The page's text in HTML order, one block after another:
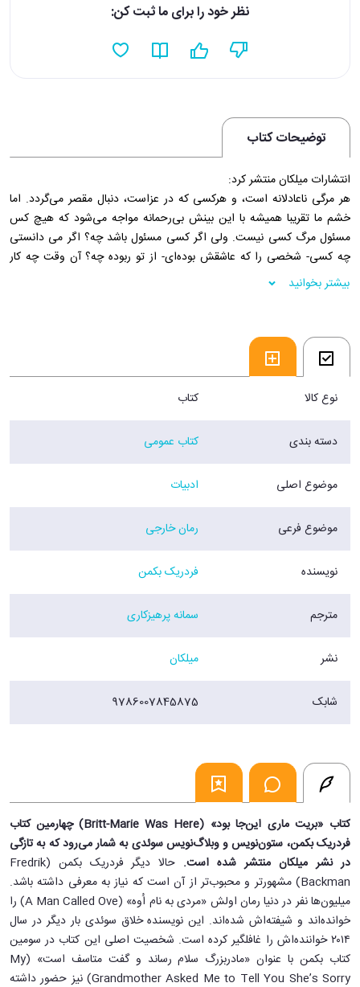
نظر خود را برای ما ثبت کن:
توضیحات کتاب
انتشارات ميلکان منتشر کرد:
هر مرگی ناعادلانه است، و هرکسی که در عزاست، دنبال مقصر می‌گردد. اما
خشم ما تقريبا هميشه با اين بينش بی‌رحمانه مواجه می‌شود که هيچ کس
مسئول مرگ کسی نيست. ولی اگر کسی مسئول باشد چه؟ اگر می دانستی
چه کسی- شخصی را که عاشقش بوده‌ای- از تو ربوده چه؟ آن وقت چه کار
می‌‌کردی؟ -از متن کتاب-
فروشگاه اينترنتی 30بوک
بیشتر بخوانید
نوع کالا کتاب
دسته بندی کتاب عمومی
موضوع اصلی ادبیات
موضوع فرعی رمان خارجی
نویسنده فردریک بکمن
مترجم سمانه پرهیزکاری
نشر میلکان
شابک 9786007845875
کتاب «بریت ماری این‌جا بود» (Britt-Marie Was Here) چهارمین کتاب
فردریک بکمن، ستون‌نویس و وبلاگ‌نویس سوئدی به شمار می‌رود که به تازگی
در نشر میلکان منتشر شده است.
حالا ديگر فردريک بکمن (Fredrik
Backman) مشهورتر و محبوب‌تر از آن است که نياز به معرفی داشته باشد.
ميليون‌ها نفر در دنيا رمان اولش «مردی به نام اُوه» (A Man Called Ove) را
خوانده‌اند و شيفته‌اش شده‌اند. اين نويسنده خلاق سوئدی بار دیگر در سال
۲۰۱۴ خواننده‌اش را غافلگیر کرده است. شخصیت اصلی این کتاب در سومین
کتاب بکمن با عنوان «مادربزرگ سلام رساند و گفت متاسف است» (My
Grandmother Asked Me to Tell You She’s Sorry) نیز حضور داشته